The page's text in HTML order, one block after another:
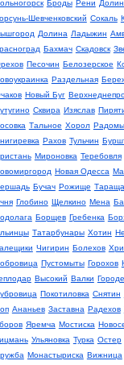
Броды Рени
Шевченковский Сокаль
Долина Ладыжин
Бахмач Скадовск
Песочин Белозерское
Раздельная
Новый Буг
Сквира Изяслав
Тальное Хорол
Рахов Тульчин
Мироновка Теребовля
Новая Одесса
Бучач Рожище Тараща
Глобино Щелкино Мена
Борщев Гребенка
Татарбунары Хотин
Чигирин Болехов
Пустомыты Горохов
Высокий Валки
Покотиловка Снятин
Ананьев Заставна Радехов
Яремча Мостиска
Ульяновка Турка Остер
Монастыриска Вижница